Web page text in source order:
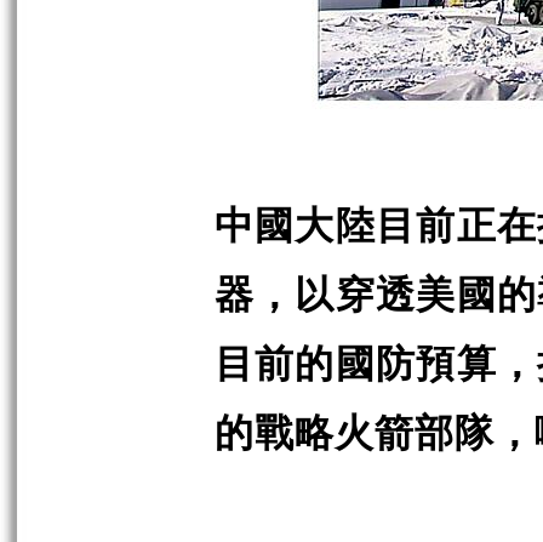
中國大陸目前正
器，以穿透美國
目前的國防預算
的戰略火箭部隊